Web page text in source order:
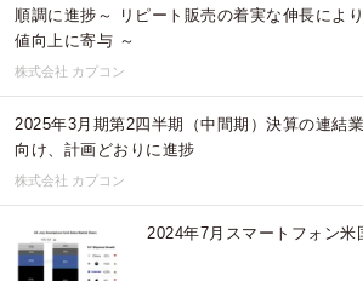
順調に進捗～ リピート販売の着実な伸長によ
値向上に寄与 ～
株式会社 カプコン
2025年3月期第2四半期（中間期）決算の連結
向け、計画どおりに進捗
株式会社 カプコン
2024年7月スマートフォン